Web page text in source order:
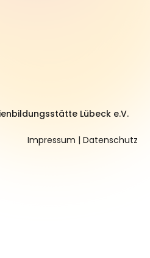
Lübeck e.V.
Impressum | Datenschutz